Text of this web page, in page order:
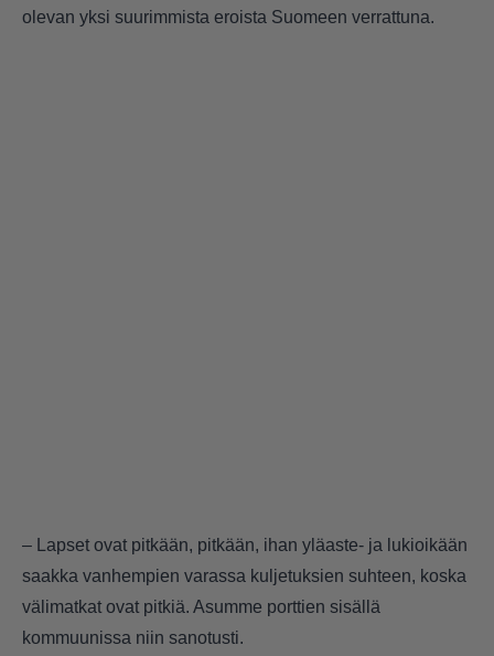
olevan yksi suurimmista eroista Suomeen verrattuna.
– Lapset ovat pitkään, pitkään, ihan yläaste- ja lukioikään
saakka vanhempien varassa kuljetuksien suhteen, koska
välimatkat ovat pitkiä. Asumme porttien sisällä
kommuunissa niin sanotusti.